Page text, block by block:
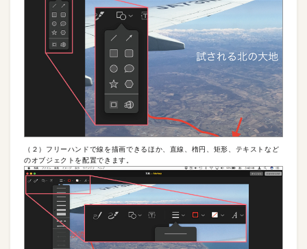
（２）フリーハンドで線を描画できるほか、直線、楕円、矩形、テキストなど
のオブジェクトを配置できます。